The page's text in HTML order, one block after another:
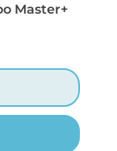
Master+